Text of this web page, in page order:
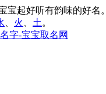
宝起好听有韵味的好名。
火 土 。